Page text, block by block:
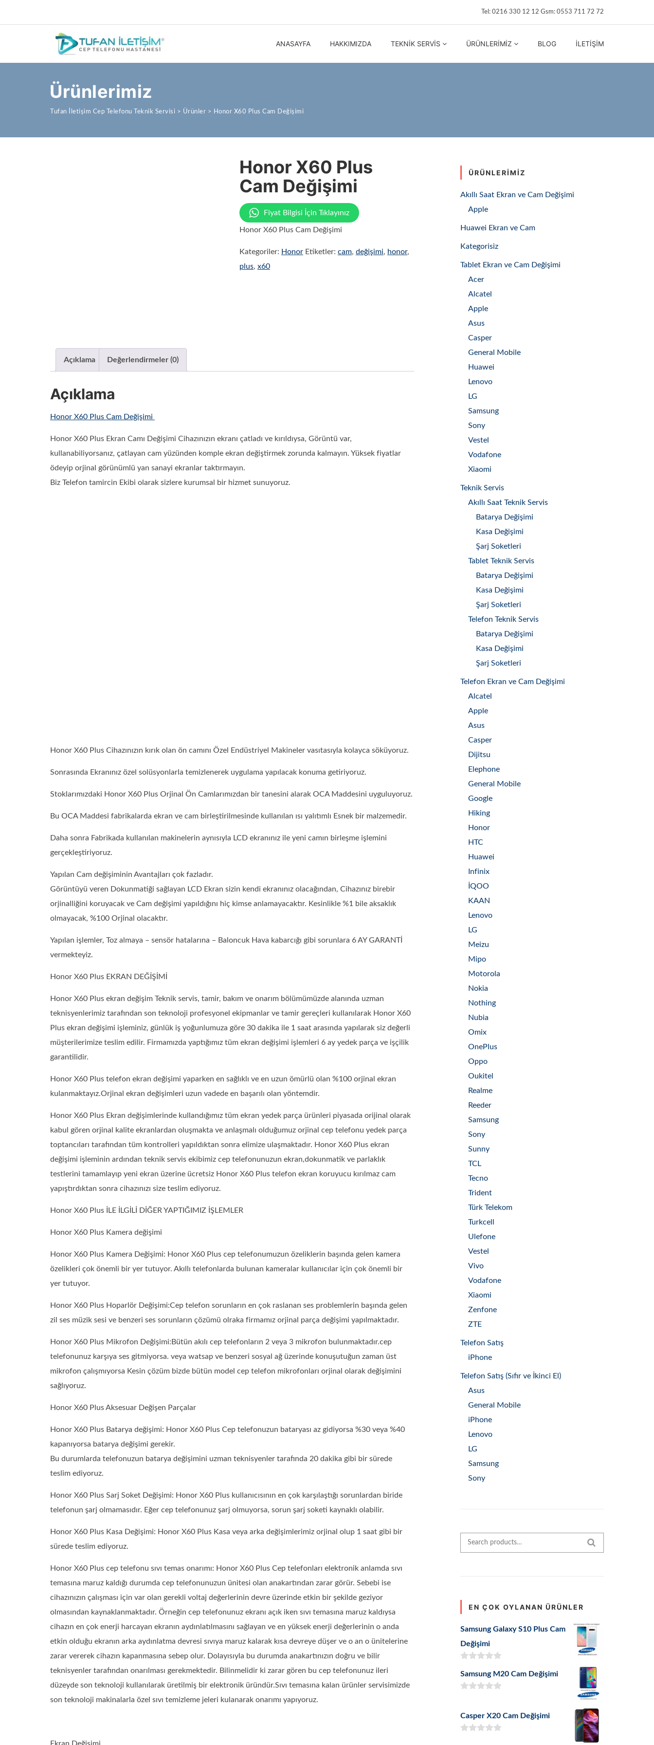
Tel: 0216 330 12 12 Gsm: 0553 711 72 72
ANASAYFA HAKKIMIZDA TEKNIK SERVIS ÜRÜNLERIMIZ BLOG İLETIŞIM
Ürünlerimiz
Tufan İletişim Cep Telefonu Teknik Servisi > Ürünler > Honor X60 Plus Cam Değişimi
Honor X60 Plus
Cam Değişimi
Fiyat Bilgisi İçin Tıklayınız
Honor X60 Plus Cam Değişimi
Kategoriler: Honor Etiketler: cam, değişimi, honor,
plus, x60
Açıklama Değerlendirmeler (0)
Açıklama
Honor X60 Plus Cam Değişimi
Honor X60 Plus Ekran Camı Değişimi Cihazınızın ekranı çatladı ve kırıldıysa, Görüntü var,
kullanabiliyorsanız, çatlayan cam yüzünden komple ekran değiştirmek zorunda kalmayın. Yüksek fiyatlar
ödeyip orjinal görünümlü yan sanayi ekranlar taktırmayın.
Biz Telefon tamircin Ekibi olarak sizlere kurumsal bir hizmet sunuyoruz.
Honor X60 Plus Cihazınızın kırık olan ön camını Özel Endüstriyel Makineler vasıtasıyla kolayca söküyoruz.
Sonrasında Ekranınız özel solüsyonlarla temizlenerek uygulama yapılacak konuma getiriyoruz.
Stoklarımızdaki Honor X60 Plus Orjinal Ön Camlarımızdan bir tanesini alarak OCA Maddesini uyguluyoruz.
Bu OCA Maddesi fabrikalarda ekran ve cam birleştirilmesinde kullanılan ısı yalıtımlı Esnek bir malzemedir.
Daha sonra Fabrikada kullanılan makinelerin aynısıyla LCD ekranınız ile yeni camın birleşme işlemini
gerçekleştiriyoruz.
Yapılan Cam değişiminin Avantajları çok fazladır.
Görüntüyü veren Dokunmatiği sağlayan LCD Ekran sizin kendi ekranınız olacağından, Cihazınız birebir
orjinalliğini koruyacak ve Cam değişimi yapıldığını hiç kimse anlamayacaktır. Kesinlikle %1 bile aksaklık
olmayacak, %100 Orjinal olacaktır.
Yapılan işlemler, Toz almaya – sensör hatalarına – Baloncuk Hava kabarcığı gibi sorunlara 6 AY GARANTİ
vermekteyiz.
Honor X60 Plus EKRAN DEĞİŞİMİ
Honor X60 Plus ekran değişim Teknik servis, tamir, bakım ve onarım bölümümüzde alanında uzman
teknisyenlerimiz tarafından son teknoloji profesyonel ekipmanlar ve tamir gereçleri kullanılarak Honor X60
Plus ekran değişimi işleminiz, günlük iş yoğunlumuza göre 30 dakika ile 1 saat arasında yapılarak siz değerli
müşterilerimize teslim edilir. Firmamızda yaptığımız tüm ekran değişimi işlemleri 6 ay yedek parça ve işçilik
garantilidir.
Honor X60 Plus telefon ekran değişimi yaparken en sağlıklı ve en uzun ömürlü olan %100 orjinal ekran
kulanmaktayız.Orjinal ekran değişimleri uzun vadede en başarılı olan yöntemdir.
Honor X60 Plus Ekran değişimlerinde kullandığımız tüm ekran yedek parça ürünleri piyasada orijinal olarak
kabul gören orjinal kalite ekranlardan oluşmakta ve anlaşmalı olduğumuz orjinal cep telefonu yedek parça
toptancıları tarafından tüm kontrolleri yapıldıktan sonra elimize ulaşmaktadır. Honor X60 Plus ekran
değişimi işleminin ardından teknik servis ekibimiz cep telefonunuzun ekran,dokunmatik ve parlaklık
testlerini tamamlayıp yeni ekran üzerine ücretsiz Honor X60 Plus telefon ekran koruyucu kırılmaz cam
yapıştırdıktan sonra cihazınızı size teslim ediyoruz.
Honor X60 Plus İLE İLGİLİ DİĞER YAPTIĞIMIZ İŞLEMLER
Honor X60 Plus Kamera değişimi
Honor X60 Plus Kamera Değişimi: Honor X60 Plus cep telefonumuzun özeliklerin başında gelen kamera
özelikleri çok önemli bir yer tutuyor. Akıllı telefonlarda bulunan kameralar kullanıcılar için çok önemli bir
yer tutuyor.
Honor X60 Plus Hoparlör Değişimi:Cep telefon sorunların en çok raslanan ses problemlerin başında gelen
zil ses müzik sesi ve benzeri ses sorunların çözümü olraka firmamız orjinal parça değişimi yapılmaktadır.
Honor X60 Plus Mikrofon Değişimi:Bütün akılı cep telefonların 2 veya 3 mikrofon bulunmaktadır.cep
telefonunuz karşıya ses gitmiyorsa. veya watsap ve benzeri sosyal ağ üzerinde konuşutuğun zaman üst
mikrofon çalışmıyorsa Kesin çözüm bizde bütün model cep telefon mikrofonları orjinal olarak değişimini
sağlıyoruz.
Honor X60 Plus Aksesuar Değişen Parçalar
Honor X60 Plus Batarya değişimi: Honor X60 Plus Cep telefonuzun bataryası az gidiyorsa %30 veya %40
kapanıyorsa batarya değişimi gerekir.
Bu durumlarda telefonuzun batarya değişimini uzman teknisyenler tarafında 20 dakika gibi bir sürede
teslim ediyoruz.
Honor X60 Plus Sarj Soket Değişimi: Honor X60 Plus kullanıcısının en çok karşılaştığı sorunlardan biride
telefonun şarj olmamasıdır. Eğer cep telefonunuz şarj olmuyorsa, sorun şarj soketi kaynaklı olabilir.
Honor X60 Plus Kasa Değişimi: Honor X60 Plus Kasa veya arka değişimlerimiz orjinal olup 1 saat gibi bir
sürede teslim ediyoruz.
Honor X60 Plus cep telefonu sıvı temas onarımı: Honor X60 Plus Cep telefonları elektronik anlamda sıvı
temasına maruz kaldığı durumda cep telefonunuzun ünitesi olan anakartından zarar görür. Sebebi ise
cihazınızın çalışması için var olan gerekli voltaj değerlerinin devre üzerinde etkin bir şekilde geziyor
olmasından kaynaklanmaktadır. Örneğin cep telefonunuz ekranı açık iken sıvı temasına maruz kaldıysa
cihazın en çok enerji harcayan ekranın aydınlatılmasını sağlayan ve en yüksek enerji değerlerinin o anda
etkin olduğu ekranın arka aydınlatma devresi sıvıya maruz kalarak kısa devreye düşer ve o an o ünitelerine
zarar vererek cihazın kapanmasına sebep olur. Dolayısıyla bu durumda anakartınızın doğru ve bilir
teknisyenler tarafından onarılması gerekmektedir. Bilinmelidir ki zarar gören bu cep telefonunuz ileri
düzeyde son teknoloji kullanılarak üretilmiş bir elektronik üründür.Sıvı temasına kalan ürünler servisimizde
son teknoloji makinalarla özel sıvı temizleme jeleri kulanarak onarımı yapıyoruz.
ÜRÜNLERIMIZ
Akıllı Saat Ekran ve Cam Değişimi
Apple
Huawei Ekran ve Cam
Kategorisiz
Tablet Ekran ve Cam Değişimi
Acer
Alcatel
Apple
Asus
Casper
General Mobile
Huawei
Lenovo
LG
Samsung
Sony
Vestel
Vodafone
Xiaomi
Teknik Servis
Akıllı Saat Teknik Servis
Batarya Değişimi
Kasa Değişimi
Şarj Soketleri
Tablet Teknik Servis
Batarya Değişimi
Kasa Değişimi
Şarj Soketleri
Telefon Teknik Servis
Batarya Değişimi
Kasa Değişimi
Şarj Soketleri
Telefon Ekran ve Cam Değişimi
Alcatel
Apple
Asus
Casper
Dijitsu
Elephone
General Mobile
Google
Hiking
Honor
HTC
Huawei
Infinix
İQOO
KAAN
Lenovo
LG
Meizu
Mipo
Motorola
Nokia
Nothing
Nubia
Omix
OnePlus
Oppo
Oukitel
Realme
Reeder
Samsung
Sony
Sunny
TCL
Tecno
Trident
Türk Telekom
Turkcell
Ulefone
Vestel
Vivo
Vodafone
Xiaomi
Zenfone
ZTE
Telefon Satış
iPhone
Telefon Satış (Sıfır ve İkinci El)
Asus
General Mobile
iPhone
Lenovo
LG
Samsung
Sony
Search for:
EN ÇOK OYLANAN ÜRÜNLER
Samsung Galaxy S10 Plus Cam
Değişimi
5.00oy aldı
Samsung M20 Cam Değişimi
Casper X20 Cam Değişimi